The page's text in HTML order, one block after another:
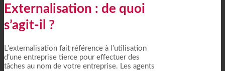
Externalisation : de quoi
s’agit-il ?
L’externalisation fait référence à l’utilisation
d’une entreprise tierce pour effectuer des
tâches au nom de votre entreprise. Les agents